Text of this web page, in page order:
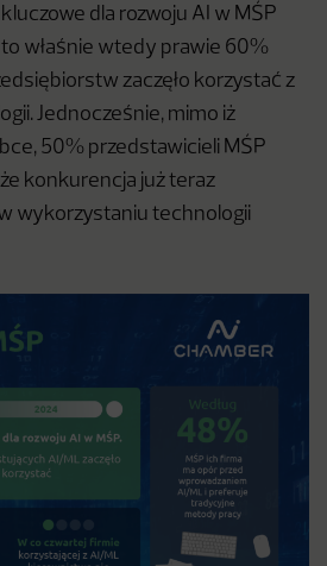
dla rozwoju AI w MŚP
właśnie wtedy prawie 60%
zaczęło korzystać z
Jednocześnie, mimo iż
50% przedstawicieli MŚP
konkurencja już teraz
wykorzystaniu technologii